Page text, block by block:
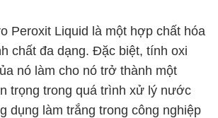
Peroxit Liquid là một hợp chất hóa
chất đa dạng. Đặc biệt, tính oxi
nó làm cho nó trở thành một
trọng trong quá trình xử lý nước
dụng làm trắng trong công nghiệp